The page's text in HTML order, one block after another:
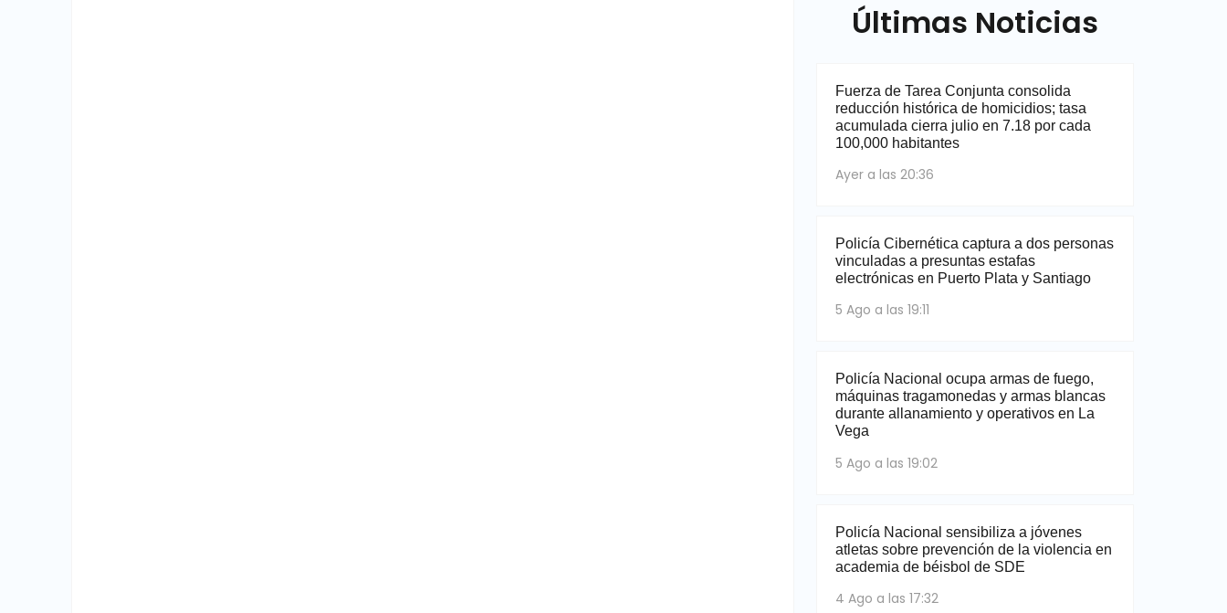
Últimas Noticias
Fuerza de Tarea Conjunta consolida
reducción histórica de homicidios; tasa
acumulada cierra julio en 7.18 por cada
100,000 habitantes
Ayer a las 20:36
Policía Cibernética captura a dos personas
vinculadas a presuntas estafas
electrónicas en Puerto Plata y Santiago
5 Ago a las 19:11
Policía Nacional ocupa armas de fuego,
máquinas tragamonedas y armas blancas
durante allanamiento y operativos en La
Vega
5 Ago a las 19:02
Policía Nacional sensibiliza a jóvenes
atletas sobre prevención de la violencia en
academia de béisbol de SDE
4 Ago a las 17:32